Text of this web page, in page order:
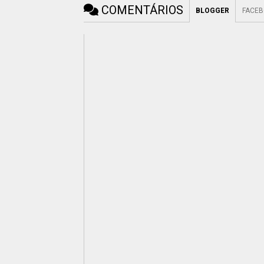
COMENTÁRIOS BLOGGER